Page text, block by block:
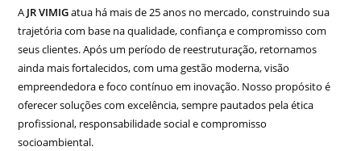
A JR VIMIGatua há mais de 25 anos no mercado, construindo sua
trajetória com base na qualidade, confiança e compromisso com
seus clientes. Após um período de reestruturação, retornamos
ainda mais fortalecidos, com uma gestão moderna, visão
empreendedora e foco contínuo em inovação. Nosso propósito é
oferecer soluções com excelência, sempre pautados pela ética
profissional, responsabilidade social e compromisso
socioambiental.